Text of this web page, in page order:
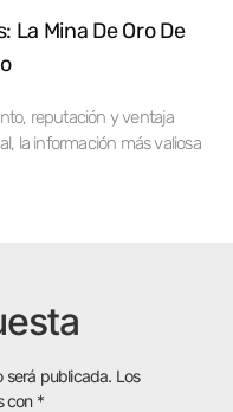
La Mina De Oro De
reputación y ventaja
la información más valiosa
será publicada. Los
con *